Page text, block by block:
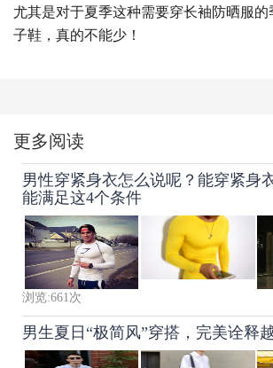
尤其是对于夏季这种需要穿长袖防晒服
子鞋，真的不能少！
更多阅读
男性穿紧身衣怎么说呢？能穿紧身
能满足这4个条件
浏览:661 次
男生夏日“极简风”穿搭，完美诠释